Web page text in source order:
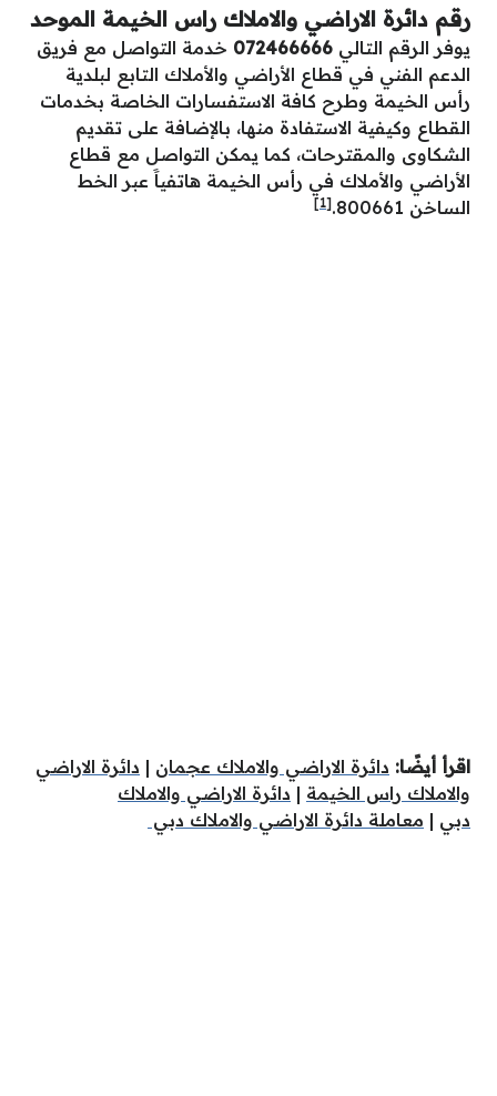
رقم دائرة الاراضي والاملاك راس الخيمة الموحد
يوفر الرقم التالي 072466666 خدمة التواصل مع فريق
الدعم الفني في قطاع الأراضي والأملاك التابع لبلدية
رأس الخيمة وطرح كافة الاستفسارات الخاصة بخدمات
القطاع وكيفية الاستفادة منها، بالإضافة على تقديم
الشكاوى والمقترحات، كما يمكن التواصل مع قطاع
الأراضي والأملاك في رأس الخيمة هاتفياََ عبر الخط
الساخن 800661.
[1]
اقرأ أيضًا: دائرة الاراضي والاملاك عجمان | دائرة الاراضي
والاملاك راس الخيمة | دائرة الاراضي والاملاك
دبي | معاملة دائرة الاراضي والاملاك دبي